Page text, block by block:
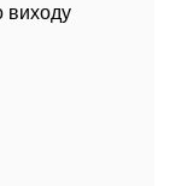
виходу